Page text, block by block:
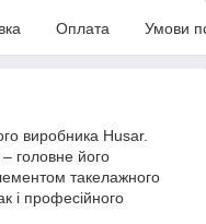
Оплата Умови
виробника Husar.
головне його
такелажного
і професійного